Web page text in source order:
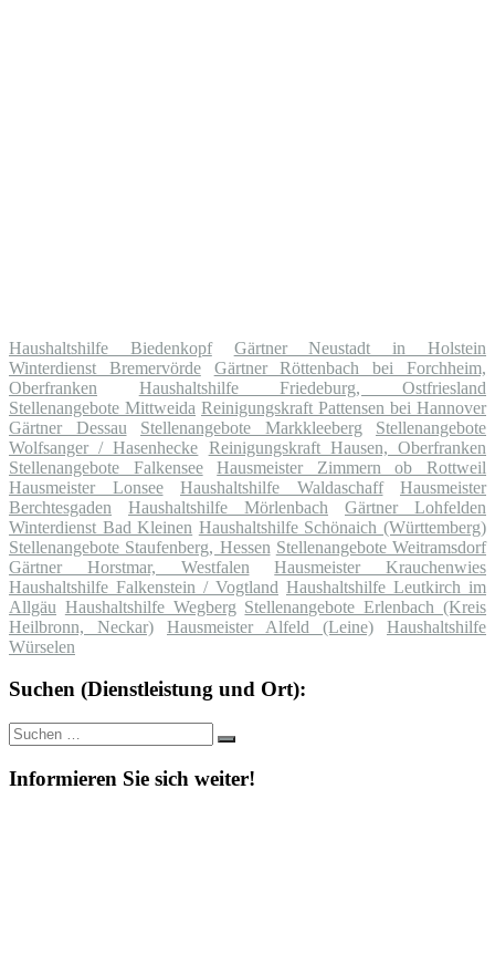
Haushaltshilfe Biedenkopf
Gärtner Neustadt in Holstein
Winterdienst Bremervörde
Gärtner Röttenbach bei Forchheim,
Oberfranken
Haushaltshilfe Friedeburg, Ostfriesland
Stellenangebote Mittweida Reinigungskraft Pattensen bei Hannover
Gärtner Dessau
Stellenangebote Markkleeberg
Stellenangebote
Wolfsanger / Hasenhecke Reinigungskraft Hausen, Oberfranken
Stellenangebote Falkensee
Hausmeister Zimmern ob Rottweil
Hausmeister Lonsee
Haushaltshilfe Waldaschaff
Hausmeister
Berchtesgaden
Haushaltshilfe Mörlenbach
Gärtner Lohfelden
Winterdienst Bad Kleinen Haushaltshilfe Schönaich (Württemberg)
Stellenangebote Staufenberg, Hessen Stellenangebote Weitramsdorf
Gärtner Horstmar, Westfalen
Hausmeister Krauchenwies
Haushaltshilfe Falkenstein / Vogtland Haushaltshilfe Leutkirch im
Allgäu Haushaltshilfe Wegberg Stellenangebote Erlenbach (Kreis
Heilbronn, Neckar)
Hausmeister Alfeld (Leine)
Haushaltshilfe
Würselen
Suchen (Dienstleistung und Ort):
Suche
nach:
Suchen
Informieren Sie sich weiter!